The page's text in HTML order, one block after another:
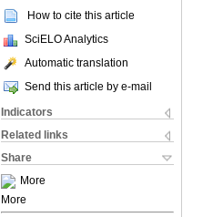
How to cite this article
SciELO Analytics
Automatic translation
Send this article by e-mail
Indicators
Related links
Share
More
More